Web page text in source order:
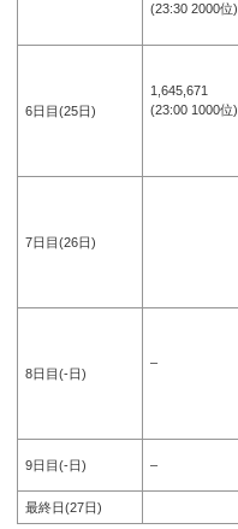
(23:30 2000位)
6日目(25日)
1,645,671
(23:00 1000位)
7日目(26日)
8日目(-日)
–
9日目(-日) –
最終日(27日)